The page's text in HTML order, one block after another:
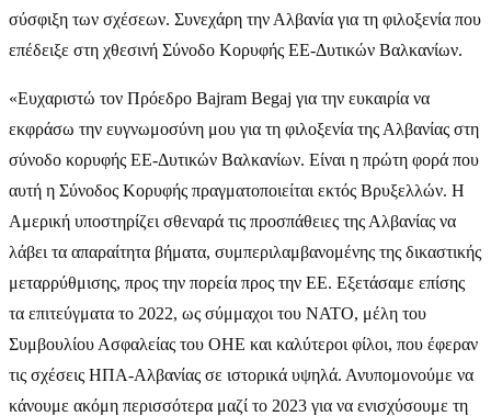
σύσφιξη των σχέσεων. Συνεχάρη την Αλβανία για τη φιλοξενία που
επέδειξε στη χθεσινή Σύνοδο Κορυφής ΕΕ-Δυτικών Βαλκανίων.
«Ευχαριστώ τον Πρόεδρο Bajram Begaj για την ευκαιρία να
εκφράσω την ευγνωμοσύνη μου για τη φιλοξενία της Αλβανίας στη
σύνοδο κορυφής ΕΕ-Δυτικών Βαλκανίων. Είναι η πρώτη φορά που
αυτή η Σύνοδος Κορυφής πραγματοποιείται εκτός Βρυξελλών. Η
Αμερική υποστηρίζει σθεναρά τις προσπάθειες της Αλβανίας να
λάβει τα απαραίτητα βήματα, συμπεριλαμβανομένης της δικαστικής
μεταρρύθμισης, προς την πορεία προς την ΕΕ. Εξετάσαμε επίσης
τα επιτεύγματα το 2022, ως σύμμαχοι του ΝΑΤΟ, μέλη του
Συμβουλίου Ασφαλείας του ΟΗΕ και καλύτεροι φίλοι, που έφεραν
τις σχέσεις ΗΠΑ-Αλβανίας σε ιστορικά υψηλά. Ανυπομονούμε να
κάνουμε ακόμη περισσότερα μαζί το 2023 για να ενισχύσουμε τη